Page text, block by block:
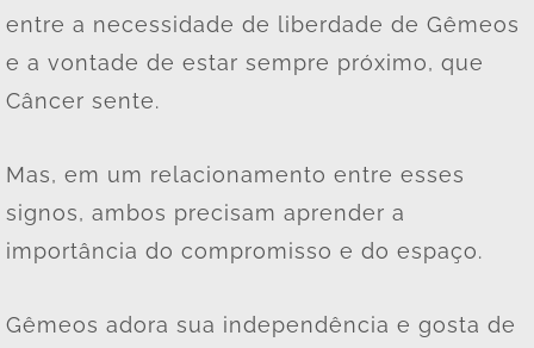
entre a necessidade de liberdade de Gêmeos
e a vontade de estar sempre próximo, que
Câncer sente.
Mas, em um relacionamento entre esses
signos, ambos precisam aprender a
importância do compromisso e do espaço.
Gêmeos adora sua independência e gosta de